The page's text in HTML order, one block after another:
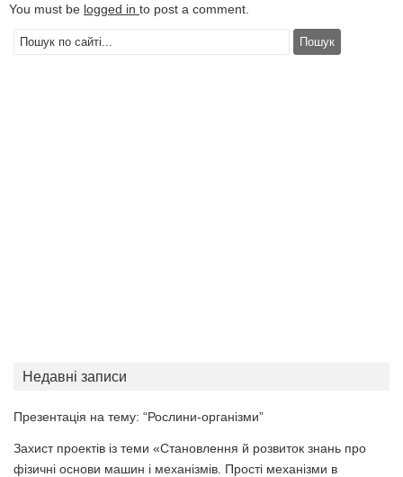
You must be logged in to post a comment.
Недавні записи
Презентація на тему: “Рослини-організми”
Захист проектів із теми «Становлення й розвиток знань про
фізичні основи машин і механізмів. Прості механізми в